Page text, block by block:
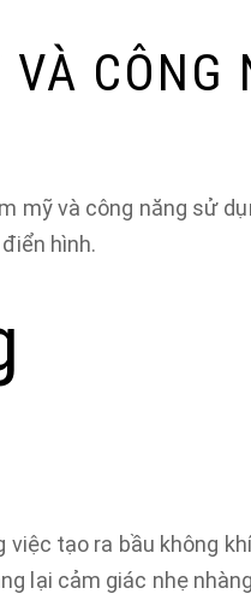
CÔNG
và công năng sử
hình.
tạo ra bầu không
lại cảm giác nhẹ